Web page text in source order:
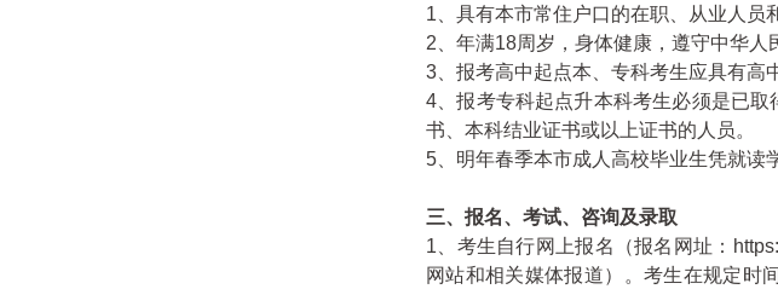
1、具有本市常住户口的在职、从业人员
2、年满18周岁，身体健康，遵守中华人
3、报考高中起点本、专科考生应具有高
4、报考专科起点升本科考生必须是已
书、本科结业证书或以上证书的人员。
5、明年春季本市成人高校毕业生凭就读
三、报名、考试、咨询及录取
1、考生自行网上报名（报名网址：
网站和相关媒体报道）。考生在规定时